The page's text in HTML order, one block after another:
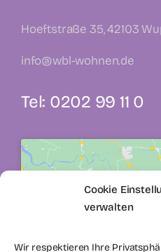
Cookie
verwalten
Wir respektieren Ihre
Hoeftstraße 35, 42103
info@wbl-wohnen.de
Tel: 0202 99 11 0
akzeptieren und